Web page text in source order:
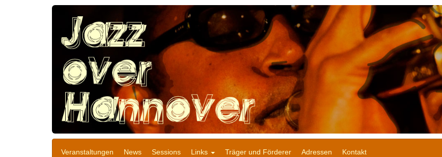
Veranstaltungen News Sessions Links Träger und Förderer Adressen Kontakt